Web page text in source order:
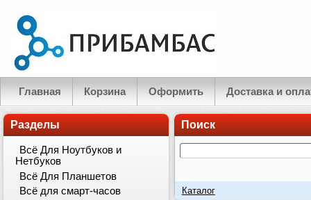
Главная Корзина Оформить Доставка и
Поиск
Каталог
Разделы
Всё Для Ноутбуков и
Нетбуков
Всё Для Планшетов
Всё для смарт-часов